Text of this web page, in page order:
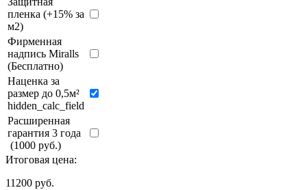
пленка (+15% за
м2)
Фирменная
надпись Miralls
(Бесплатно)
Наценка за
размер до 0,5м²
hidden_calc_field
Расширенная
гарантия 3 года
(1000 руб.)
Итоговая цена:
11200 руб.